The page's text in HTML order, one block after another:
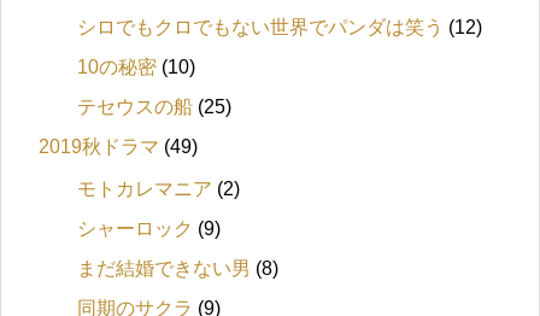
シロでもクロでもない世界でパンダは笑う (12)
10の秘密 (10)
テセウスの船 (25)
2019秋ドラマ (49)
モトカレマニア (2)
シャーロック (9)
まだ結婚できない男 (8)
同期のサクラ (9)